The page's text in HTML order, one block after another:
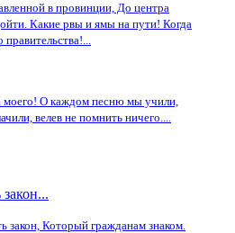
в провинции, До центра
Какие рвы и ямы на пути! Когда
моего! О каждом песню мы учили,
велев не помнить ничего....
закон...
закон, Который гражданам знаком.